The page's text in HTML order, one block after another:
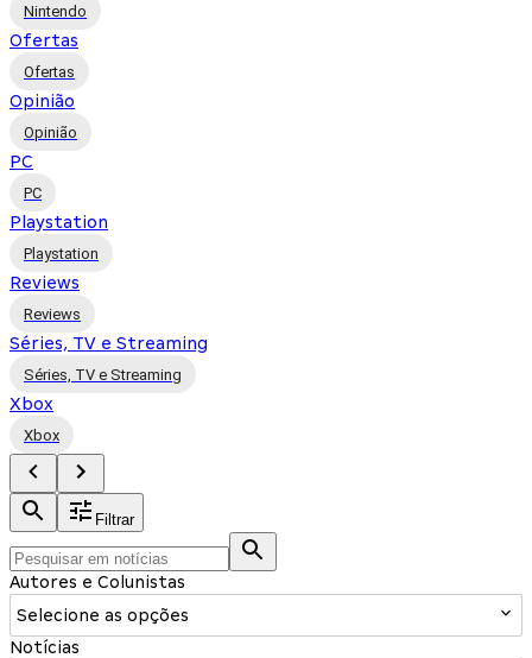
Nintendo
Ofertas
Ofertas
Opinião
Opinião
PC
PC
Playstation
Playstation
Reviews
Reviews
Séries, TV e Streaming
Séries, TV e Streaming
Xbox
Xbox
Filtrar
Autores e Colunistas
Selecione as opções
Notícias